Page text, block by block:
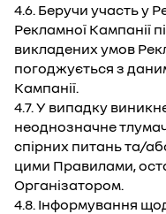
4.6. Беручи участь у
Рекламної Кампанії
викладених умов
погоджується з
Кампанії.
4.7. У випадку
неоднозначне
спірних питань та/
цими Правилами,
Організатором.
4.8. Інформування